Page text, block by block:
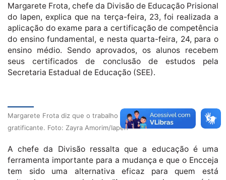
Margarete Frota, chefe da Divisão de Educação Prisional
do Iapen, explica que na terça-feira, 23, foi realizada a
aplicação do exame para a certificação de competência
do ensino fundamental, e nesta quarta-feira, 24, para o
ensino médio. Sendo aprovados, os alunos recebem
seus certificados de conclusão de estudos pela
Secretaria Estadual de Educação (SEE).
Margarete Frota diz que o trabalho feito pela equipe é
gratificante. Foto: Zayra Amorim/Iapen
A chefe da Divisão ressalta que a educação é uma
ferramenta importante para a mudança e que o Encceja
tem sido uma alternativa eficaz para quem está